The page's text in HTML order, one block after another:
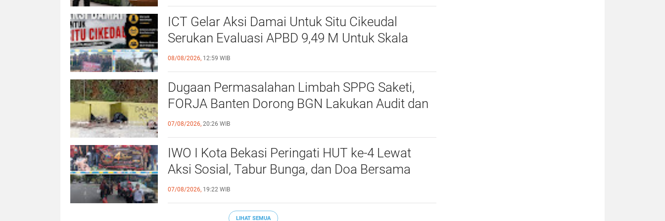
UNIVERSITAS TERBUKA
ICT Gelar Aksi Damai Untuk Situ Cikeudal
Serukan Evaluasi APBD 9,49 M Untuk Skala
Prioritaskan Kebutuhan Dasar Masyarakat
Belum Saat nya Butuh Kawasa
08/08/2026, 12:59 WIB
Dugaan Permasalahan Limbah SPPG Saketi,
FORJA Banten Dorong BGN Lakukan Audit dan
Evaluasi Korcam
07/08/2026, 20:26 WIB
IWO I Kota Bekasi Peringati HUT ke-4 Lewat
Aksi Sosial, Tabur Bunga, dan Doa Bersama
untuk Almarhum Anggota
07/08/2026, 19:22 WIB
LIHAT SEMUA